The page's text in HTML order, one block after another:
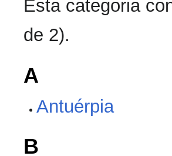
Esta categoria
de 2).
A
Antuérpia
B